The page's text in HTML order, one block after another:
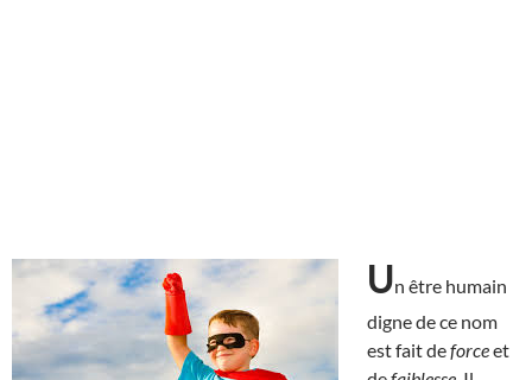
Un être humain
digne de ce nom
est fait deforceet